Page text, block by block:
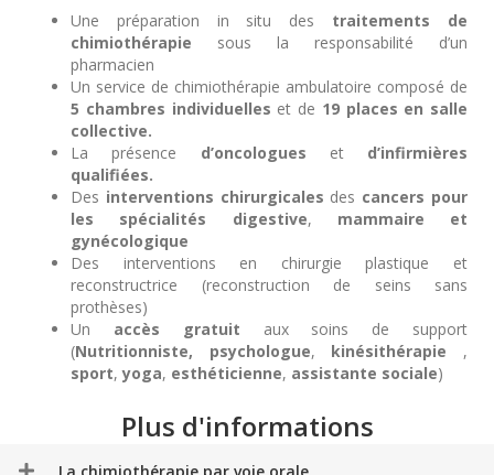
Une préparation in situ des traitements de
chimiothérapie sous la responsabilité d’un
pharmacien
Un service de chimiothérapie ambulatoire composé de
5 chambres individuelles et de 19 places en salle
collective.
La présence d’oncologues et d’infirmières
qualifiées.
Des interventions chirurgicales des cancers pour
les spécialités
digestive, mammaire et
gynécologique
Des interventions en chirurgie plastique et
reconstructrice (reconstruction de seins sans
prothèses)
Un accès gratuit aux soins de support
(Nutritionniste, psychologue, kinésithérapie ,
sport,yoga, esthéticienne, assistante sociale)
Plus d'informations